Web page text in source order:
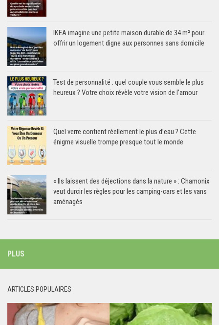
IKEA imagine une petite maison durable de 34 m² pour
offrir un logement digne aux personnes sans domicile
Test de personnalité : quel couple vous semble le plus
heureux ? Votre choix révèle votre vision de l’amour
Quel verre contient réellement le plus d’eau ? Cette
énigme visuelle trompe presque tout le monde
« Ils laissent des déjections dans la nature » : Chamonix
veut durcir les règles pour les camping-cars et les vans
aménagés
PLUS
ARTICLES POPULAIRES